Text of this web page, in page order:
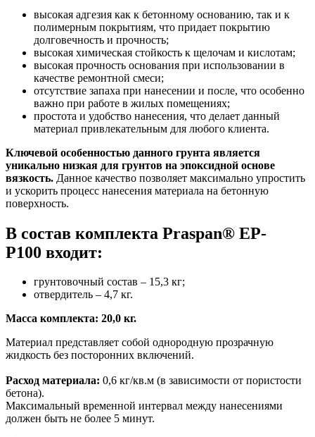
высокая адгезия как к бетонному основанию, так и к
полимерным покрытиям, что придает покрытию
долговечность и прочность;
высокая химическая стойкость к щелочам и кислотам;
высокая прочность основания при использовании в
качестве ремонтной смеси;
отсутствие запаха при нанесении и после, что особенно
важно при работе в жилых помещениях;
простота и удобство нанесения, что делает данный
материал привлекательным для любого клиента.
Ключевой особенностью данного грунта является
уникально низкая для грунтов на эпоксидной основе
вязкость. Данное качество позволяет максимально упростить
и ускорить процесс нанесения материала на бетонную
поверхность.
В состав комплекта Praspan® ЕP-
P100 входит:
грунтовочный состав – 15,3 кг;
отвердитель – 4,7 кг.
Масса комплекта: 20,0 кг.
Материал представляет собой однородную прозрачную
жидкость без посторонних включений.
Расход материала: 0,6 кг/кв.м (в зависимости от пористости
бетона).
Максимальный временной интервал между нанесениями
должен быть не более 5 минут.